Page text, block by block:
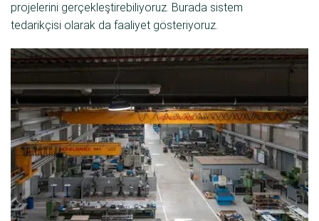
projelerini gerçekleştirebiliyoruz. Burada sistem
tedarikçisi olarak da faaliyet gösteriyoruz.